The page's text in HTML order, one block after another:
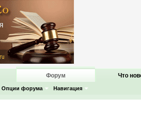
Форум
Опции форума Навигация
Что